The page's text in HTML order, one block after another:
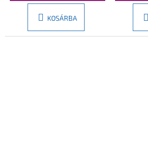
KOSÁRBA